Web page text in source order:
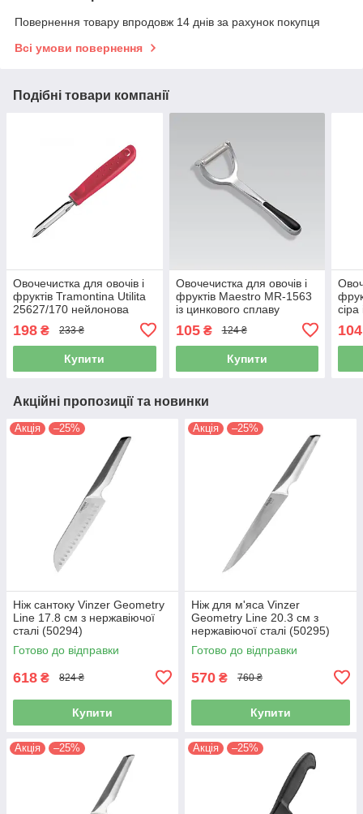
Повернення товару впродовж 14 днів за рахунок покупця
Всі умови повернення
Подібні товари компанії
Овочечистка для овочів і
фруктів Tramontina Utilita
25627/170 нейлонова
198 ₴ 233 ₴
Купити
Овочечистка для овочів і
фруктів Maestro MR-1563
із цинкового сплаву
105₴ 124 ₴
Купити
104
Акційні пропозиції та новинки
Акція –25%
Ніж сантоку Vinzer Geometry
Line 17.8 см з нержавіючої
сталі (50294)
Готово до відправки
618 ₴ 824 ₴
Купити
Акція –25%
Ніж для м'яса Vinzer
Geometry Line 20.3 см з
нержавіючої сталі (50295)
Готово до відправки
570 ₴ 760 ₴
Купити
Акція –25% Акція –25%